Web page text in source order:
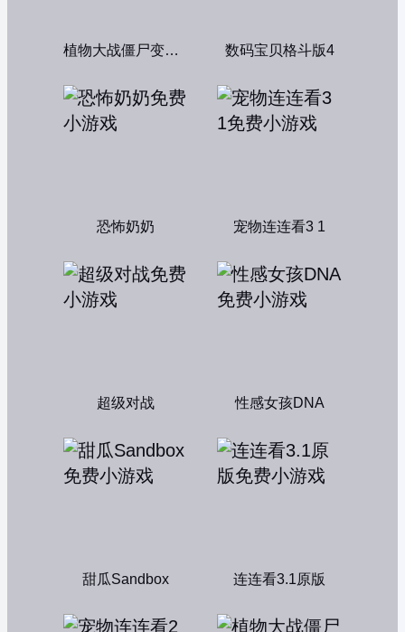
植物大战僵尸变态版 数码宝贝格斗版4
恐怖奶奶 宠物连连看3 1
超级对战 性感女孩DNA
甜瓜Sandbox 连连看3.1原版